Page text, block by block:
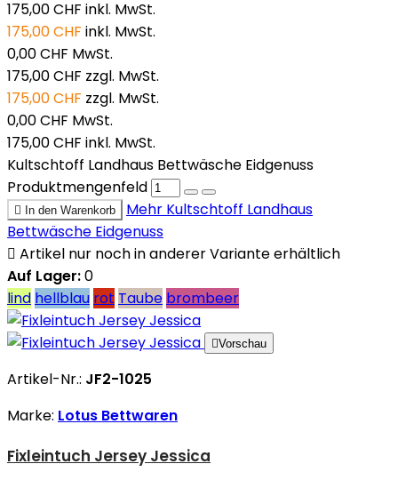
175,00 CHF inkl. MwSt.
175,00 CHF inkl. MwSt.
0,00 CHF MwSt.
175,00 CHF zzgl. MwSt.
175,00 CHF zzgl. MwSt.
0,00 CHF MwSt.
175,00 CHF inkl. MwSt.
Kultschtoff Landhaus Bettwäsche Eidgenuss
Produktmengenfeld
 In den Warenkorb Mehr Kultschtoff Landhaus
Bettwäsche Eidgenuss
 Artikel nur noch in anderer Variante erhältlich
Auf Lager:0
lind hellblau rot Taube brombeer
Vorschau
Artikel-Nr.: JF2-1025
Marke: Lotus Bettwaren
Fixleintuch Jersey Jessica